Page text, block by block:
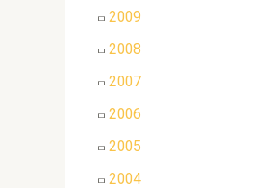
2009
2008
2007
2006
2005
2004